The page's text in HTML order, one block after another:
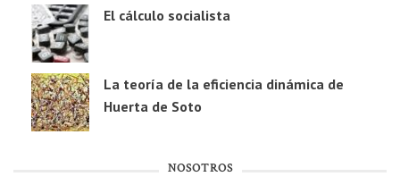
El cálculo socialista
La teoría de la eficiencia dinámica de
Huerta de Soto
NOSOTROS